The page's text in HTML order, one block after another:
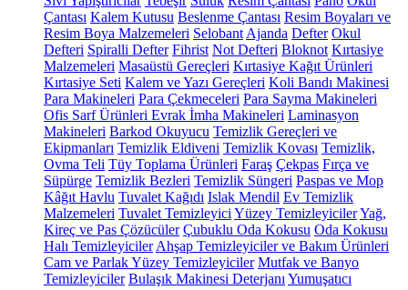
Çantası Kalem Kutusu Beslenme Çantası Resim Boyaları ve
Resim Boya Malzemeleri Selobant Ajanda Defter Okul
Defteri Spiralli Defter Fihrist Not Defteri Bloknot Kırtasiye
Malzemeleri Masaüstü Gereçleri Kırtasiye Kağıt Ürünleri
Kırtasiye Seti Kalem ve Yazı Gereçleri Koli Bandı Makinesi
Para Makineleri Para Çekmeceleri Para Sayma Makineleri
Ofis Sarf Ürünleri Evrak İmha Makineleri Laminasyon
Makineleri Barkod Okuyucu Temizlik Gereçleri ve
Ekipmanları Temizlik Eldiveni Temizlik Kovası Temizlik,
Ovma Teli Tüy Toplama Ürünleri Faraş Çekpas Fırça ve
Süpürge Temizlik Bezleri Temizlik Süngeri Paspas ve Mop
Kâğıt Havlu Tuvalet Kağıdı Islak Mendil Ev Temizlik
Malzemeleri Tuvalet Temizleyici Yüzey TemizleyicilerYağ,
Kireç ve Pas Çözücüler Çubuklu Oda Kokusu Oda Kokusu
Halı Temizleyiciler Ahşap Temizleyiciler ve Bakım Ürünleri
Cam ve Parlak Yüzey Temizleyiciler Mutfak ve Banyo
Temizleyiciler Bulaşık Makinesi Deterjanı Yumuşatıcı